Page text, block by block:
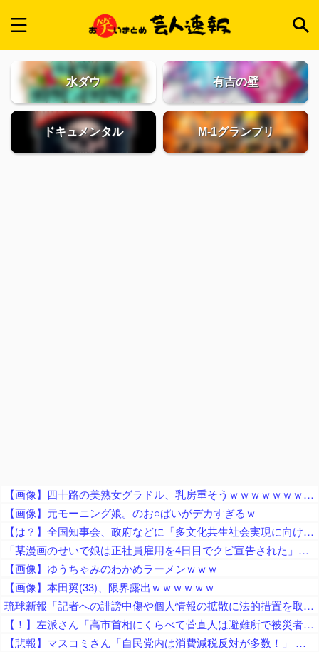
水ダウ 有吉の壁
ドキュメンタル M-1グランプリ
【画像】四十路の美熟女グラドル、乳房重そうｗｗｗｗｗｗｗｗｗｗｗｗ
【画像】元モーニング娘。のお○ぱいがデカすぎるｗ
【は？】全国知事会、政府などに「多文化共生社会実現に向けた提言」を提出 「国は在留外国人を労働者と見ているが、日本人と同じ生活者」
「某漫画のせいで娘は正社員雇用を4日目でクビ宣告された」とジャーナリストがアニメ化中止を要求、まず最初に会社を訴えたら？とのツッコミが……
【画像】ゆうちゃみのわかめラーメンｗｗｗ
【画像】本田翼(33)、限界露出ｗｗｗｗｗｗ
琉球新報「記者への誹謗中傷や個人情報の拡散に法的措置を取る！」 → ﾈｯﾄ「心ない言葉を投げつける記者を擁護し批判するなら訴訟恫喝で黙らせる…」
【！】左派さん「高市首相にくらべて菅直人は避難所で被災者に怒鳴られテレビで流され健全！「仕込み」視察じゃない！」
【悲報】マスコミさん「自民党内は消費減税反対が多数！」 → 自民党議員の内部暴露で嘘が完全発覚 → ｗｗｗｗｗｗｗｗｗｗｗｗｗｗ